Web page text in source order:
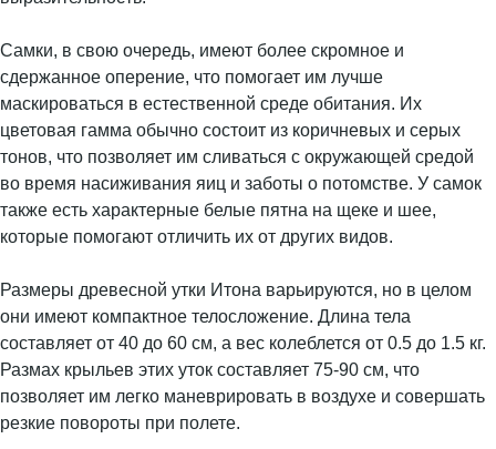
Самки, в свою очередь, имеют более скромное и
сдержанное оперение, что помогает им лучше
маскироваться в естественной среде обитания. Их
цветовая гамма обычно состоит из коричневых и серых
тонов, что позволяет им сливаться с окружающей средой
во время насиживания яиц и заботы о потомстве. У самок
также есть характерные белые пятна на щеке и шее,
которые помогают отличить их от других видов.
Размеры древесной утки Итона варьируются, но в целом
они имеют компактное телосложение. Длина тела
составляет от 40 до 60 см, а вес колеблется от 0.5 до 1.5 кг.
Размах крыльев этих уток составляет 75-90 см, что
позволяет им легко маневрировать в воздухе и совершать
резкие повороты при полете.